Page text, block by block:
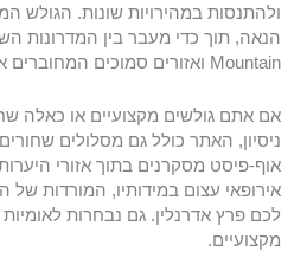
ולהתנסות במהירויות שונות. הגולש
Mountain ואזורים סמוכים המחוברים אליו ברשת מעליות.
אם אתם גולשים מקצועיים או כאלה
ניסיון, האתר כולל גם מסלולים
אוף-פיסט מסקרנים בתוך אזורי
לכם פרץ אדרנלין. גם נבחרות לאומיות
מקצועיים.